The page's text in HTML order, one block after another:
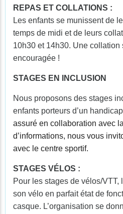
REPAS ET COLLATIONS :
Les enfants se munissent de
temps de midi et de leurs
10h30 et 14h30. Une collation
encouragée !
STAGES EN INCLUSION
Nous proposons des stages
enfants porteurs d’un
assuré en collaboration avec
d’informations, nous vous
avec le centre sportif.
STAGES VÉLOS :
Pour les stages de vélos/VTT,
son vélo en parfait état de
casque. L’organisation se